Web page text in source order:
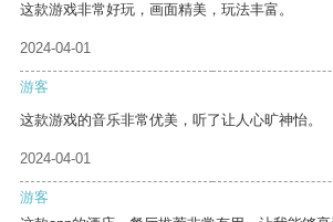
这款游戏非常好玩，画面精美，玩法丰富。
2024-04-01
游客
这款游戏的音乐非常优美，听了让人心旷神怡。
2024-04-01
游客